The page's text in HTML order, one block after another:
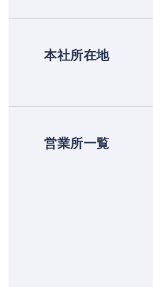
本社所在地
営業所一覧